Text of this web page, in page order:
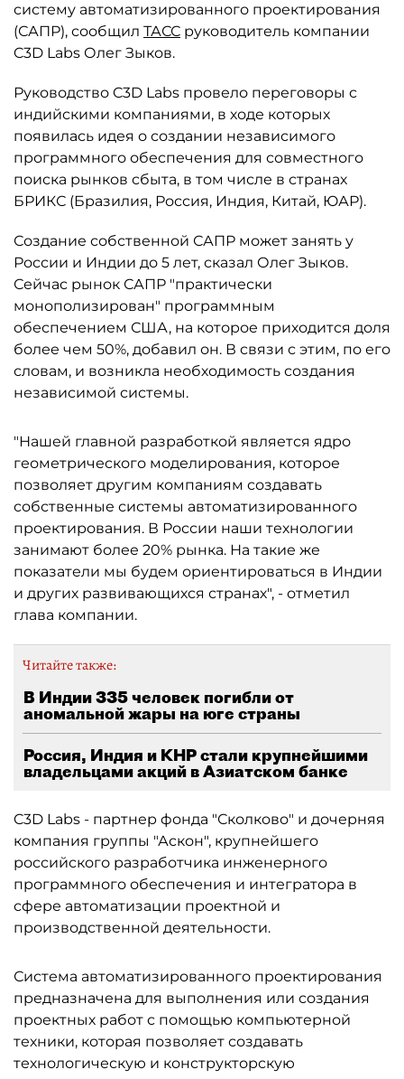
систему автоматизированного проектирования
(САПР), сообщил ТАСС руководитель компании
C3D Labs Олег Зыков.
Руководство C3D Labs провело переговоры с
индийскими компаниями, в ходе которых
появилась идея о создании независимого
программного обеспечения для совместного
поиска рынков сбыта, в том числе в странах
БРИКС (Бразилия, Россия, Индия, Китай, ЮАР).
Создание собственной САПР может занять у
России и Индии до 5 лет, сказал Олег Зыков.
Сейчас рынок САПР "практически
монополизирован" программным
обеспечением США, на которое приходится доля
более чем 50%, добавил он. В связи с этим, по его
словам, и возникла необходимость создания
независимой системы.
"Нашей главной разработкой является ядро
геометрического моделирования, которое
позволяет другим компаниям создавать
собственные системы автоматизированного
проектирования. В России наши технологии
занимают более 20% рынка. На такие же
показатели мы будем ориентироваться в Индии
и других развивающихся странах", - отметил
глава компании.
Читайте также:
В Индии 335 человек погибли от
аномальной жары на юге страны
Россия, Индия и КНР стали крупнейшими
владельцами акций в Азиатском банке
C3D Labs - партнер фонда "Сколково" и дочерняя
компания группы "Аскон", крупнейшего
российского разработчика инженерного
программного обеспечения и интегратора в
сфере автоматизации проектной и
производственной деятельности.
Система автоматизированного проектирования
предназначена для выполнения или создания
проектных работ с помощью компьютерной
техники, которая позволяет создавать
технологическую и конструкторскую